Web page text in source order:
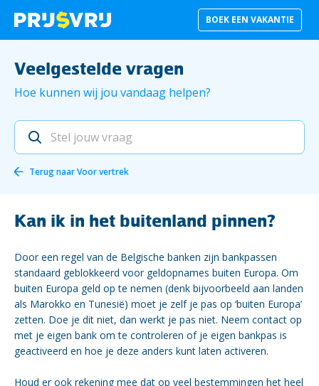
BOEK EEN VAKANTIE
Veelgestelde vragen
Hoe kunnen wij jou vandaag helpen?
Terug naarVoor vertrek
Kan ik in het buitenland pinnen?
Door een regel van de Belgische banken zijn bankpassen
standaard geblokkeerd voor geldopnames buiten Europa. Om
buiten Europa geld op te nemen (denk bijvoorbeeld aan landen
als Marokko en Tunesië) moet je zelf je pas op ‘buiten Europa’
zetten. Doe je dit niet, dan werkt je pas niet. Neem contact op
met je eigen bank om te controleren of je eigen bankpas is
geactiveerd en hoe je deze anders kunt laten activeren.
Houd er ook rekening mee dat op veel bestemmingen het heel